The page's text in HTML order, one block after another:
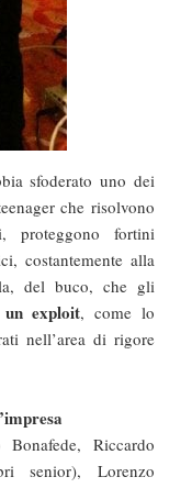
sfoderato uno dei
che risolvono
proteggono fortini
costantemente alla
del buco, che gli
exploit, come lo
nell’area di rigore
Riccardo
senior), Lorenzo